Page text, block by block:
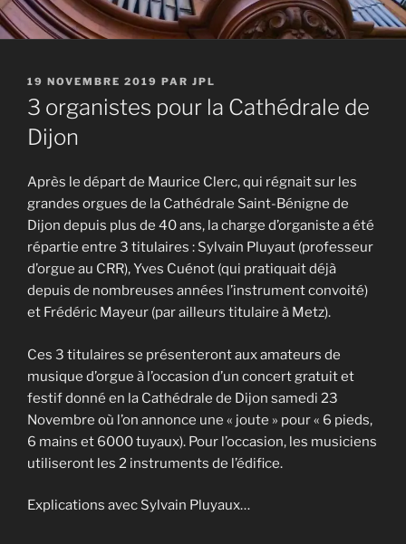
PUBLIÉ
LE
19 NOVEMBRE 2019 PAR JPL
3 organistes pour la Cathédrale de
Dijon
Après le départ de Maurice Clerc, qui régnait sur les
grandes orgues de la Cathédrale Saint-Bénigne de
Dijon depuis plus de 40 ans, la charge d’organiste a été
répartie entre 3 titulaires : Sylvain Pluyaut (professeur
d’orgue au CRR), Yves Cuénot (qui pratiquait déjà
depuis de nombreuses années l’instrument convoité)
et Frédéric Mayeur (par ailleurs titulaire à Metz).
Ces 3 titulaires se présenteront aux amateurs de
musique d’orgue à l’occasion d’un concert gratuit et
festif donné en la Cathédrale de Dijon samedi 23
Novembre où l’on annonce une « joute » pour « 6 pieds,
6 mains et 6000 tuyaux). Pour l’occasion, les musiciens
utiliseront les 2 instruments de l’édifice.
Explications avec Sylvain Pluyaux…